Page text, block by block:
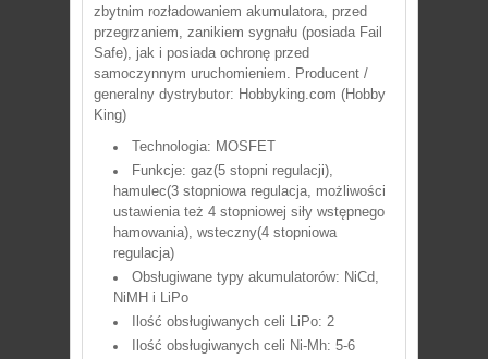
zbytnim rozładowaniem akumulatora, przed
przegrzaniem zanikiem sygnału (posiada Fail
Safe) , jak i posiada ochronę przed
samoczynnym uruchomieniem. Producent /
generalny dystrybutor: Hobbyking.com (Hobby
King)
Technologia: MOSFET
Funkcje: gaz(5 stopni regulacji),
hamulec(3 stopniowa regulacja, możliwości
ustawienia też 4 stopniowej siły wstępnego
hamowania), wsteczny(4 stopniowa
regulacja)
Obsługiwane typy akumulatorów: NiCd,
NiMH i LiPo
Ilość obsługiwanych celi LiPo: 2
Ilość obsługiwanych celi Ni-Mh: 5-6